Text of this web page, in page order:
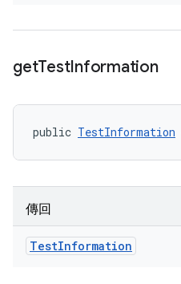
getTestInformation
public TestInformation
傳回
TestInformation